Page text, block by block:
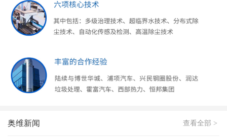
奥维新闻 查看全部 >